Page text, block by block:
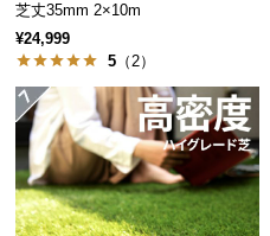
員
約
に
つ
い
て
生地の密度が低いと隙
の高い雑草には効果が
薄い。
芝丈35mm 2×10m
¥24,999
5 （2）